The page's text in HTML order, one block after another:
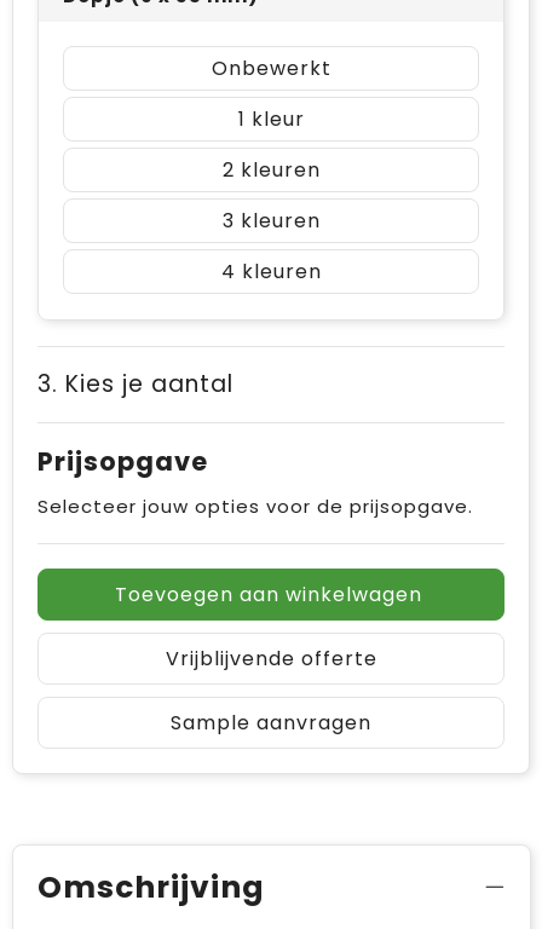
Onbewerkt
1
2
3
4
3. Kies je aantal
Prijsopgave
Selecteer jouw opties voor de prijsopgave.
Toevoegen aan winkelwagen
Vrijblijvende offerte
Sample aanvragen
Omschrijving